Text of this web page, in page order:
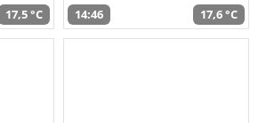
17,5 °C 14:46 17,6 °C